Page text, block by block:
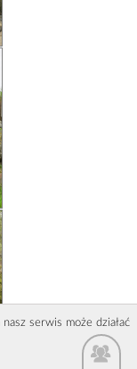
serwis może działać